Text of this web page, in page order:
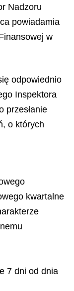
Nadzoru
powiadamia
w
odpowiednio
Inspektora
przesłanie
o których
kwartalne
7 dni od dnia